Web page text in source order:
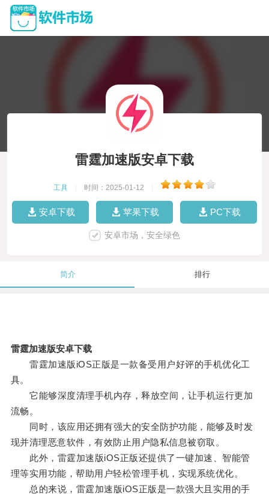
雷霆加速版安卓下载
工具 时间：2025-01-12
安卓下载 苹果下载 PC下载
安卓市场，安全绿色
简介 排行
雷霆加速版安卓下载
雷霆加速版iOS正版是一款备受用户好评的手机优化工
具。
它能够深度清理手机内存，释放空间，让手机运行更加
流畅。
同时，该应用还拥有强大的安全防护功能，能够及时发
现并清理恶意软件，有效防止用户隐私信息被窃取。
此外，雷霆加速版iOS正版还提供了一键加速、智能管
理等实用功能，帮助用户轻松管理手机，实现系统优化。
总的来说，雷霆加速版iOS正版是一款强大且实用的手